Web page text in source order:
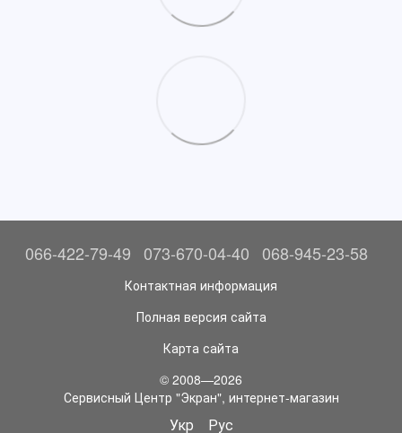
066-422-79-49 073-670-04-40 068-945-23-58
Контактная информация
Полная версия сайта
Карта сайта
© 2008—2026
Сервисный Центр "Экран", интернет-магазин
Укр Рус